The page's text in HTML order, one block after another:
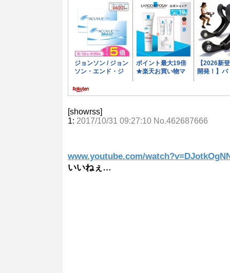
[showrss]
1: 2017/10/31 09:27:10 No.462687666
www.youtube.com/
いいねぇ…